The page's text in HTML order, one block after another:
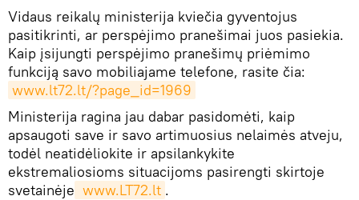
Vidaus reikalų ministerija kviečia gyventojus
pasitikrinti, ar perspėjimo pranešimai juos pasiekia.
Kaip įsijungti perspėjimo pranešimų priėmimo
funkciją savo mobiliajame telefone, rasite čia:
www.lt72.lt/?page_id=1969
Ministerija ragina jau dabar pasidomėti, kaip
apsaugoti save ir savo artimuosius nelaimės atveju,
todėl neatidėliokite ir apsilankykite
ekstremaliosioms situacijoms pasirengti skirtoje
svetainėje www.LT72.lt .